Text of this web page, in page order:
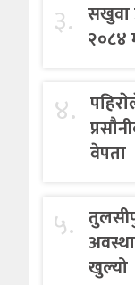
३. सखुवा
२०८४
४.
वेपता
५.
खुल्यो